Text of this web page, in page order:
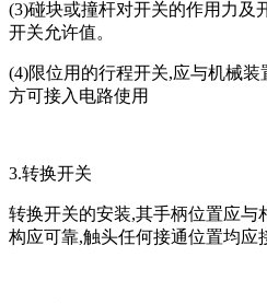
(3)碰块或撞杆对开关的作用力及
开关允许值。
(4)限位用的行程开关,应与机械
方可接入电路使用
3.转换开关
转换开关的安装,其手柄位置应与
构应可靠,触头任何接通位置均应